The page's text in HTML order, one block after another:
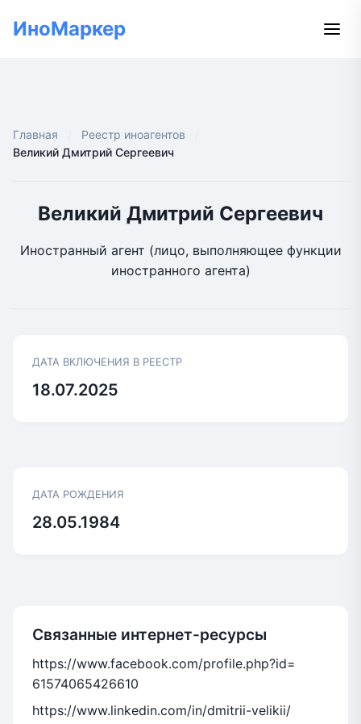
ИноМаркер
Главная
Реестр иноагентов
Великий Дмитрий Сергеевич
Великий Дмитрий Сергеевич
Иностранный агент (лицо, выполняющее функции
иностранного агента)
ДАТА ВКЛЮЧЕНИЯ В РЕЕСТР
18.07.2025
ДАТА РОЖДЕНИЯ
28.05.1984
Связанные интернет-ресурсы
https://www.facebook.com/profile.php?id=
61574065426610
https://www.linkedin.com/in/dmitrii-velikii/